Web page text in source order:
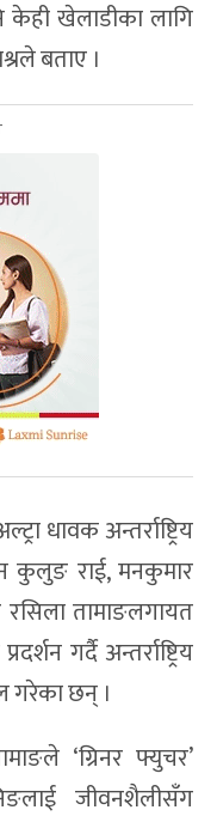
केही खेलाडीका लागि
बताए ।
धावक अन्तर्राष्ट्रिय
कुलुङ राई, मनकुमार
रसिला तामाङलगायत
गर्दै अन्तर्राष्ट्रिय
गरेका छन् ।
‘ग्रिनर फ्युचर’
जीवनशैलीसँग